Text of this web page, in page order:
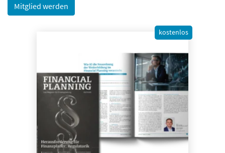
Mitglied werden
kostenlos